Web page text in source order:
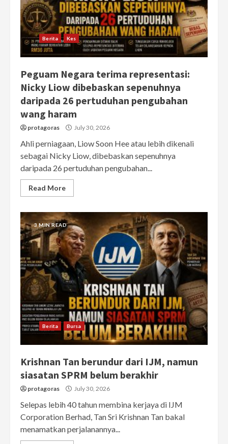
Berita Kes
Peguam Negara terima representasi:
Nicky Liow dibebaskan sepenuhnya
daripada 26 pertuduhan pengubahan
wang haram
protagoras July 30, 2026
Ahli perniagaan, Liow Soon Hee atau lebih dikenali
sebagai Nicky Liow, dibebaskan sepenuhnya
daripada 26 pertuduhan pengubahan...
Read More
3 MIN READ
Berita Bursa
Krishnan Tan berundur dari IJM, namun
siasatan SPRM belum berakhir
protagoras July 30, 2026
Selepas lebih 40 tahun membina kerjaya di IJM
Corporation Berhad, Tan Sri Krishnan Tan bakal
menamatkan perjalanannya...